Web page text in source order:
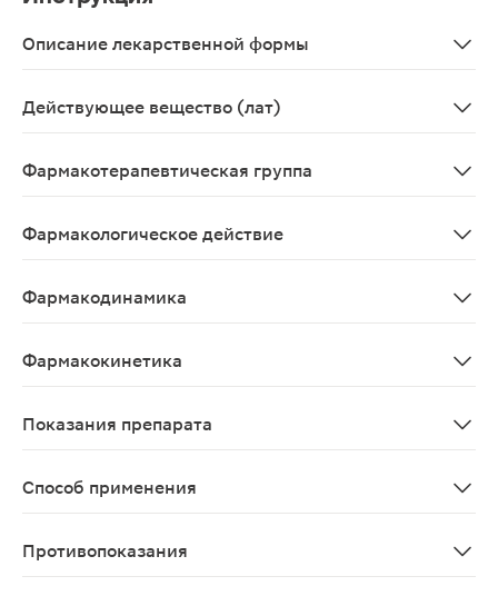
Описание лекарственной формы
Действующее вещество (лат)
Фармакотерапевтическая группа
Фармакологическое действие
Фармакодинамика
Фармакокинетика
Показания препарата
Способ применения
Противопоказания